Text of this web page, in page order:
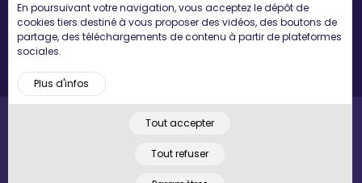
Suivez-nous
Mentions légales
En poursuivant votre navigation, vous acceptez le dépôt de
cookies tiers destiné à vous proposer des vidéos, des boutons de
partage, des téléchargements de contenu à partir de plateformes
sociales.
Plus d'infos
Tout accepter
Tout refuser